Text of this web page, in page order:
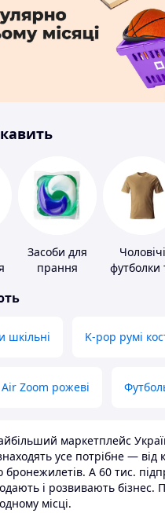
Засоби для
прання
Чоловічі
футболки
шкільні K-pop румі
Zoom рожеві
маркетплейс
усе потрібне — від
бронежилетів. А 60 тис.
і розвивають бізнес.
місці.